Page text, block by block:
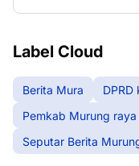
Label Cloud
Berita Mura DPRD
Pemkab Murung raya
Seputar Berita